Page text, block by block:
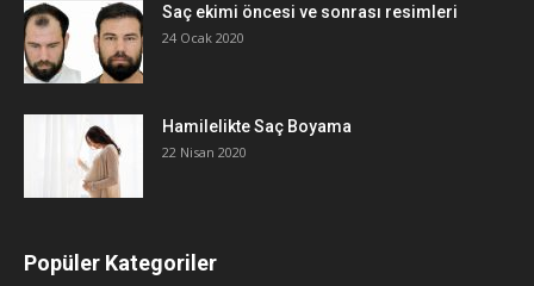
Saç ekimi öncesi ve sonrası resimleri
24 Ocak 2020
Hamilelikte Saç Boyama
22 Nisan 2020
Popüler Kategoriler